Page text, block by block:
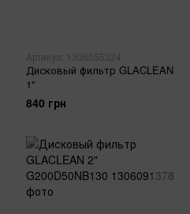
Артикул: 1306055324
Дисковый фильтр GLACLEAN
1"
840 грн